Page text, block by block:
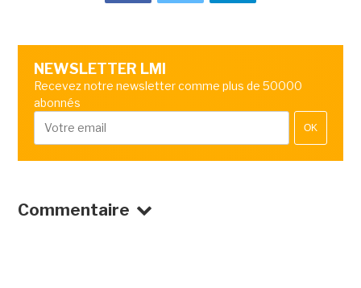
NEWSLETTER LMI
Recevez notre newsletter comme plus de 50000
abonnés
OK
Commentaire